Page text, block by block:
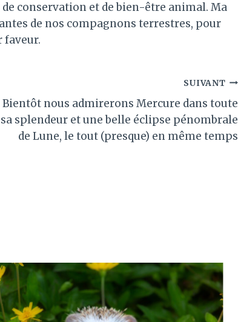
conservation et de bien-être animal. Ma
de nos compagnons terrestres, pour
faveur.
SUIVANT
Bientôt nous admirerons Mercure dans toute
sa splendeur et une belle éclipse pénombrale
de Lune, le tout (presque) en même temps